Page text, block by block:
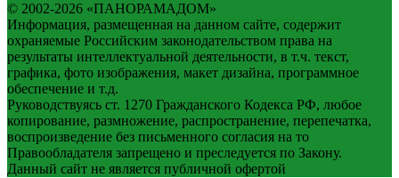
© 2002-2026 «ПАНОРАМАДОМ»
Информация, размещенная на данном сайте, содержит
охраняемые Российским законодательством права на
результаты интеллектуальной деятельности, в т.ч. текст,
графика, фото изображения, макет дизайна, программное
обеспечение и т.д.
Руководствуясь ст. 1270 Гражданского Кодекса РФ, любое
копирование, размножение, распространение, перепечатка,
воспроизведение без письменного согласия на то
Правообладателя запрещено и преследуется по Закону.
Данный сайт не является публичной офертой